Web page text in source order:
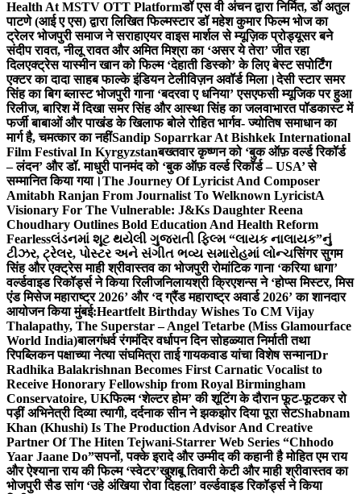
Health At MSTV OTT Platformडॉ एस वी अंचन द्वारा निर्मित, डॉ अतुल
पाटणे (आई ए एस) द्वारा लिखित फिल्मस्टार डॉ महेश कुमार फिल्म भोज का
ट्रेलर भोजपुरी समाज ने सराहाएयर वाइस मार्शल से म्यूज़िक प्रोड्यूसर बने
संदीप रावत, नीलू रावत और अमित मिश्रा का ‘असर ये तेरा’ जीत रहा
दिलएक्ट्रेस यास्मीन खान को फिल्म ‘देहाती डिस्को’ के लिए बेस्ट सपोर्टिंग
एक्टर का दादा साहब फाल्के इंडियन टेलीविज़न अवॉर्ड मिला।देसी स्टार समर
सिंह का बिग ब्लास्ट भोजपुरी गाना ‘बदरवा ए धनिया’ एसएफसी म्यूजिक पर हुआ
रिलीज, बारिश में दिखा समर सिंह और आस्था सिंह का जलवाभारत पॉडकास्ट में
फर्जी बाबाओं और पाखंड के खिलाफ बोले रोहित भार्गव- ज्योतिष समाधान का
मार्ग है, चमत्कार का नहींSandip Soparrkar At Bishkek International
Film Festival In Kyrgyzstanबख्तवार कृष्णन को ‘बुक ऑफ़ वर्ल्ड रिकॉर्ड
– लंदन’ और डॉ. माधुरी पानमंद को ‘बुक ऑफ़ वर्ल्ड रिकॉर्ड – USA’ से
सम्मानित किया गया।The Journey Of Lyricist And Composer
Amitabh Ranjan From Journalist To Welknown LyricistA
Visionary For The Vulnerable: J&Ks Daughter Reena
Choudhary Outlines Bold Education And Health Reform
Fearlessલંડનમાં શૂટ થયેલી ગુજરાતી ફિલ્મ “લાયક નાલાયક”નું
ટીઝર, ટ્રેલર, પોસ્ટર અને સંગીત ભવ્ય સમારોહમાં લોન્ચसिंगर सुगम
सिंह और एक्ट्रेस माही श्रीवास्तव का भोजपुरी रोमांटिक गाना ‘करिया धागा’
वर्ल्डवाइड रिकॉर्ड्स ने किया रिलीजनिलायश्री क्रिएशन्स ने ‘होप्स मिस्टर, मिस
एंड मिसेज महाराष्ट्र 2026’ और ‘द ग्रैंड महाराष्ट्र अवार्ड 2026’ का शानदार
आयोजन किया मुंबई:Heartfelt Birthday Wishes To CM Vijay
Thalapathy, The Superstar – Angel Tetarbe (Miss Glamourface
World India)बालगंधर्व रंगमंदिर वर्धापन दिन सोहळ्यात निर्माती तथा
रिपब्लिकन पक्षाच्या नेत्या संघमित्रा ताई गायकवाड यांचा विशेष सन्मानDr
Radhika Balakrishnan Becomes First Carnatic Vocalist to
Receive Honorary Fellowship from Royal Birmingham
Conservatoire, UKफिल्म ‘शेल्टर होम’ की शूटिंग के दौरान फूट-फूटकर रो
पड़ीं अभिनेत्री दिव्या त्यागी, दर्दनाक सीन ने झकझोर दिया पूरा सेटShabnam
Khan (Khushi) Is The Production Advisor And Creative
Partner Of The Hiten Tejwani-Starrer Web Series “Chhodo
Yaar Jaane Do”सपनों, पक्के इरादे और उम्मीद की कहानी है मोहित एम राय
और ऐश्याना राय की फिल्म ‘स्वेटर’खुशबू तिवारी केटी और माही श्रीवास्तव का
भोजपुरी सैड सांग ‘उहे अंखिया रोवा दिहला’ वर्ल्डवाइड रिकॉर्ड्स ने किया